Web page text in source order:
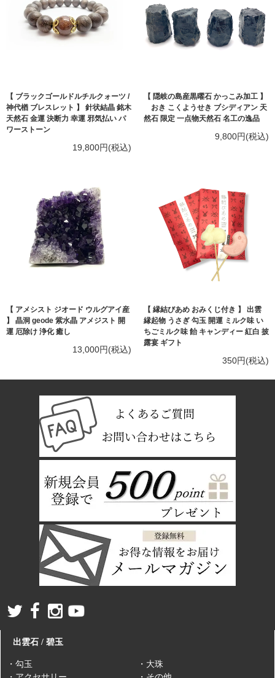
【 ブラックゴールドルチルクォーツ /
神代楢 ブレスレット 】 針状結晶 銘木
天然石 金運 決断力 幸運 邪気払い パ
ワーストーン
19,800円(税込)
【 隠岐の島産黒曜石 かっこみ加工 】
おき こくようせき ブシディアン 天
然石 限定 一点物天然石 名工の逸品
9,800円(税込)
【 アメシスト ジオード ウルグアイ産
】 晶洞 geode 紫水晶 アメジスト 開
運 厄除け 浄化 癒し
13,000円(税込)
【 縁結びあめ おみくじ付き 】 出雲
縁起物 うさぎ 勾玉 開運 ミルク味 い
ちごミルク味 飴 キャンディー 紅白 披
露宴 ギフト
350円(税込)
出雲石 / 碧玉
・勾玉
・大珠